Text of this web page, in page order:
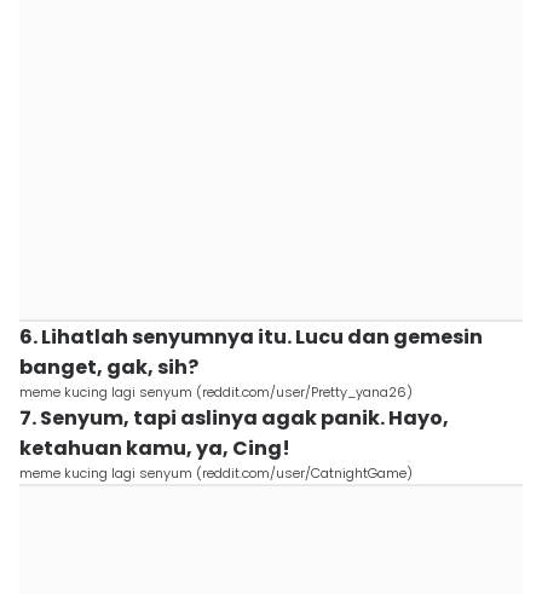
6. Lihatlah senyumnya itu. Lucu dan gemesin
banget, gak, sih?
meme kucing lagi senyum (reddit.com/user/Pretty_yana26)
7. Senyum, tapi aslinya agak panik. Hayo,
ketahuan kamu, ya, Cing!
meme kucing lagi senyum (reddit.com/user/CatnightGame)